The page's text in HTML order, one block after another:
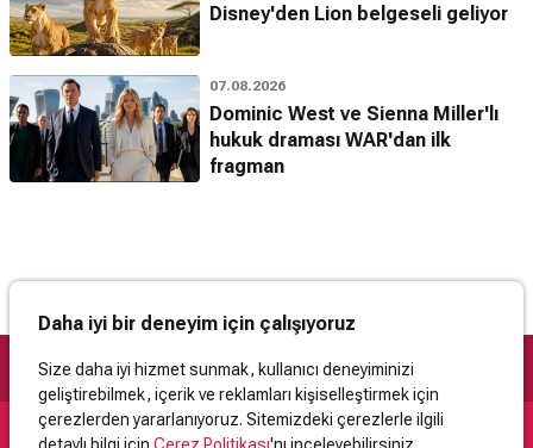
Disney'den Lion belgeseli geliyor
07.08.2026
Dominic West ve Sienna Miller'lı
hukuk draması WAR'dan ilk
fragman
Daha iyi bir deneyim için çalışıyoruz
Size daha iyi hizmet sunmak, kullanıcı deneyiminizi
geliştirebilmek, içerik ve reklamları kişiselleştirmek için
çerezlerden yararlanıyoruz. Sitemizdeki çerezlerle ilgili